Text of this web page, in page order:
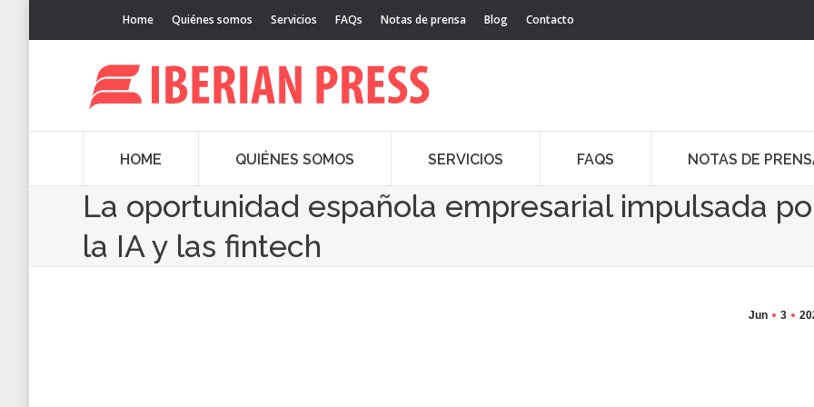
Home Quiénes somos Servicios FAQs Notas de prensa Blog Contacto
HOME QUIÉNES SOMOS SERVICIOS FAQS NOTAS DE
La oportunidad española empresarial impulsada
la IA y las fintech
Jun 3